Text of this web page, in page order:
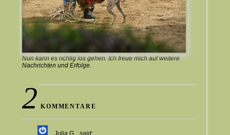
Nun kann es richtig los gehen. Ich freue mich auf weitere
Nachrichten und Erfolge.
2 KOMMENTARE
Julia G. said: